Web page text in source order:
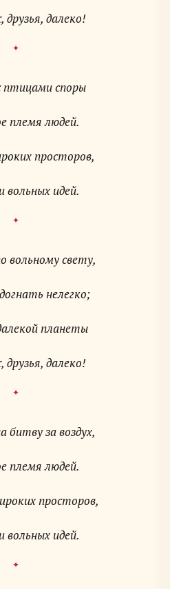
птицами споры
племя людей.
просторов,
свету,
нелегко;
планеты
за воздух,
племя людей.
просторов,